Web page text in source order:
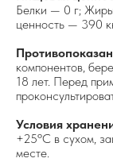
Белки — 0 г;
ценность — 390
компонентов,
18 лет. Перед
Условия
+25ºС в сухом,
месте.